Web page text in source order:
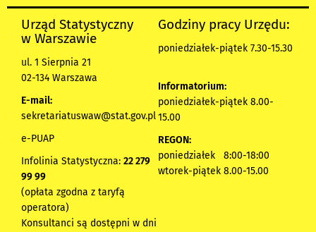
Urząd Statystyczny
w Warszawie
ul. 1 Sierpnia 21
02-134 Warszawa
E-mail:
sekretariatuswaw@stat.gov.pl
e-PUAP
Infolinia Statystyczna: 22 279
99 99
(opłata zgodna z taryfą
operatora)
Konsultanci są dostępni w dni
Godziny pracy Urzędu:
poniedziałek-piątek 7.30-15.30
Informatorium:
poniedziałek-piątek 8.00-
15.00
REGON:
poniedziałek 8:00-18:00
wtorek-piątek 8.00-15.00